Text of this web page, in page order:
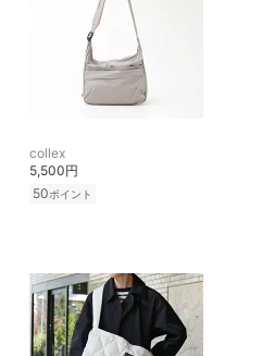
collex
5,500円
50ポイント